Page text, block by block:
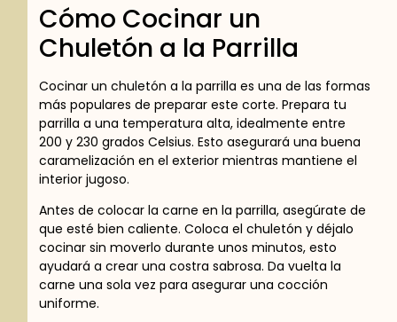
Cómo Cocinar un
Chuletón a la Parrilla
Cocinar un chuletón a la parrilla es una de las formas
más populares de preparar este corte. Prepara tu
parrilla a una temperatura alta, idealmente entre
200 y 230 grados Celsius. Esto asegurará una buena
caramelización en el exterior mientras mantiene el
interior jugoso.
Antes de colocar la carne en la parrilla, asegúrate de
que esté bien caliente. Coloca el chuletón y déjalo
cocinar sin moverlo durante unos minutos, esto
ayudará a crear una costra sabrosa. Da vuelta la
carne una sola vez para asegurar una cocción
uniforme.